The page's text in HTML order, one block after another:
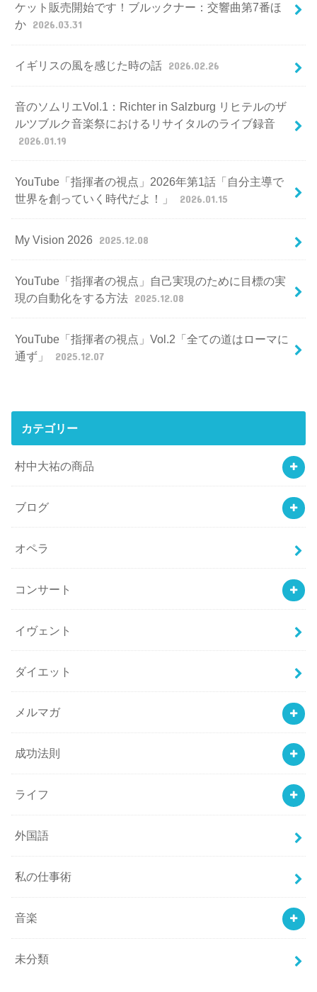
ケット販売開始です！ブルックナー：交響曲第7番ほ
か 2026.03.31
イギリスの風を感じた時の話 2026.02.26
音のソムリエVol.1：Richter in Salzburg リヒテルのザ
ルツブルク音楽祭におけるリサイタルのライブ録音
2026.01.19
YouTube「指揮者の視点」2026年第1話「自分主導で
世界を創っていく時代だよ！」
2026.01.15
My Vision 2026 2025.12.08
YouTube「指揮者の視点」自己実現のために目標の実
現の自動化をする方法 2025.12.08
YouTube「指揮者の視点」Vol.2「全ての道はローマに
通ず」
2025.12.07
カテゴリー
村中大祐の商品
ブログ
オペラ
コンサート
イヴェント
ダイエット
メルマガ
成功法則
ライフ
外国語
私の仕事術
音楽
未分類